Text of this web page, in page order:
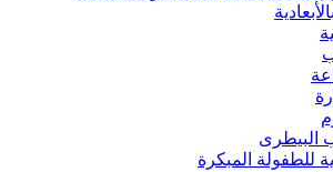
البيطرى
للطفولة المبكرة